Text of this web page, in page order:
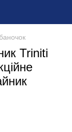
Triniti